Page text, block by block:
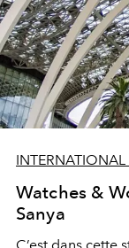
Watches &
Sanya